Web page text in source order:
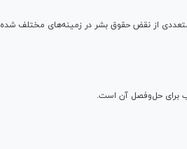
یکی از کشور‌های اروپایی، در سال ۲۰۲۴ مرتکب موارد متعددی از نقض حقوق بشر در زمینه‌های مختلف شده
برای حل‌وفصل آن است.